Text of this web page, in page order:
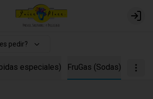
Login
pedir?
especiales) FruGas (Sodas)